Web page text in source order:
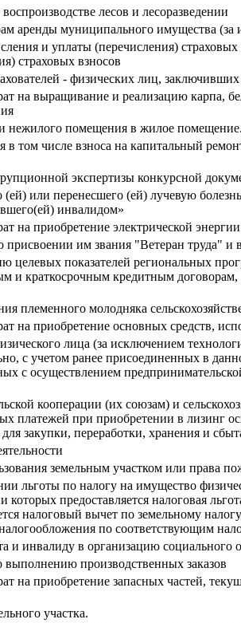
лесов и лесоразведении
аренды муниципального имущества (за
и уплаты (перечисления)
страховых взносов
- физических лиц,
на выращивание и реализацию карпа,
нежилого помещения в жилое помещение.
том числе взноса на капитальный
экспертизы конкурсной
или перенесшего (ей) лучевую
инвалидом»
на приобретение электрической
им звания "Ветеран труда" и
целевых показателей региональных
и краткосрочным кредитным
племенного молодняка
на приобретение основных средств,
лица (за исключением
с учетом ранее присоединенных в
с осуществлением
кооперации (их союзам) и
платежей при приобретении в лизинг
закупки, переработки, хранения и
земельным участком или права
льготы по налогу на имущество
предоставляется налоговая
налоговый вычет по земельному
по соответствующим
инвалиду в организацию социального
производственных заказов
на приобретение запасных частей,
участка.